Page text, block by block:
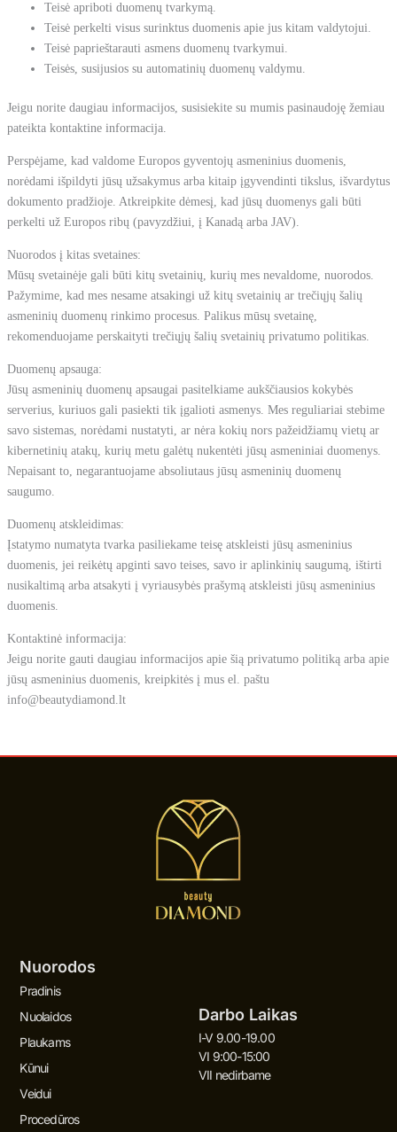
Teisė apriboti duomenų tvarkymą.
Teisė perkelti visus surinktus duomenis apie jus kitam valdytojui.
Teisė paprieštarauti asmens duomenų tvarkymui.
Teisės, susijusios su automatinių duomenų valdymu.
Jeigu norite daugiau informacijos, susisiekite su mumis pasinaudoję žemiau
pateikta kontaktine informacija.
Perspėjame, kad valdome Europos gyventojų asmeninius duomenis,
norėdami išpildyti jūsų užsakymus arba kitaip įgyvendinti tikslus, išvardytus
dokumento pradžioje. Atkreipkite dėmesį, kad jūsų duomenys gali būti
perkelti už Europos ribų (pavyzdžiui, į Kanadą arba JAV).
Nuorodos į kitas svetaines:
Mūsų svetainėje gali būti kitų svetainių, kurių mes nevaldome, nuorodos.
Pažymime, kad mes nesame atsakingi už kitų svetainių ar trečiųjų šalių
asmeninių duomenų rinkimo procesus. Palikus mūsų svetainę,
rekomenduojame perskaityti trečiųjų šalių svetainių privatumo politikas.
Duomenų apsauga:
Jūsų asmeninių duomenų apsaugai pasitelkiame aukščiausios kokybės
serverius, kuriuos gali pasiekti tik įgalioti asmenys. Mes reguliariai stebime
savo sistemas, norėdami nustatyti, ar nėra kokių nors pažeidžiamų vietų ar
kibernetinių atakų, kurių metu galėtų nukentėti jūsų asmeniniai duomenys.
Nepaisant to, negarantuojame absoliutaus jūsų asmeninių duomenų
saugumo.
Duomenų atskleidimas:
Įstatymo numatyta tvarka pasiliekame teisę atskleisti jūsų asmeninius
duomenis, jei reikėtų apginti savo teises, savo ir aplinkinių saugumą, ištirti
nusikaltimą arba atsakyti į vyriausybės prašymą atskleisti jūsų asmeninius
duomenis.
Kontaktinė informacija:
Jeigu norite gauti daugiau informacijos apie šią privatumo politiką arba apie
jūsų asmeninius duomenis, kreipkitės į mus el. paštu
info@beautydiamond.lt
Nuorodos
Pradinis
Nuolaidos
Plaukams
Kūnui
Veidui
Procedūros
Darbo Laikas
I-V 9.00-19.00
VI 9:00-15:00
VII nedirbame